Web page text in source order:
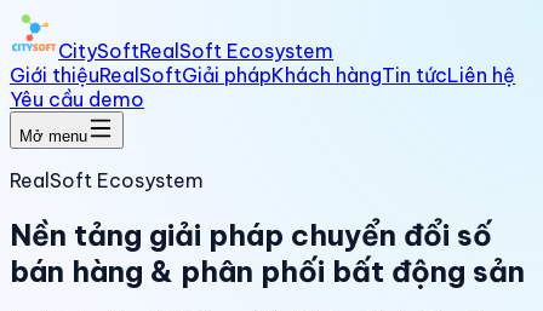
CitySoftRealSoft Ecosystem
Giới thiệuRealSoftGiải phápKhách hàngTin tứcLiên hệ
Yêu cầu demo
Mở menu
RealSoft Ecosystem
Nền tảng giải pháp chuyển đổi số
bán hàng & phân phối bất động sản